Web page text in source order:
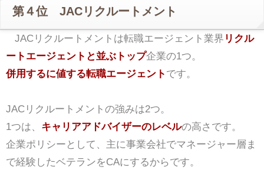
第４位 JACリクルートメント
JACリクルートメントは転職エージェント業界 リクル
ートエージェントと並ぶトップ企業の1つ。
併用するに値する転職エージェント です。
JACリクルートメントの強みは2つ。
1つは、 キャリアアドバイザーのレベルの高さです。
企業ポリシーとして、主に事業会社でマネージャー層ま
で経験したベテランをCAにするからです。